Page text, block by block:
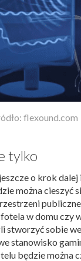
flexound.com
tylko
o krok dalej
można cieszyć
w domu czy
stworzyć sobie we
stanowisko
będzie można